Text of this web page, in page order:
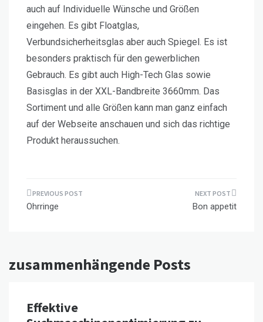
auch auf Individuelle Wünsche und Größen
eingehen. Es gibt Floatglas,
Verbundsicherheitsglas aber auch Spiegel. Es ist
besonders praktisch für den gewerblichen
Gebrauch. Es gibt auch High-Tech Glas sowie
Basisglas in der XXL-Bandbreite 3660mm. Das
Sortiment und alle Größen kann man ganz einfach
auf der Webseite anschauen und sich das richtige
Produkt heraussuchen.
Beitragsnavigation
Ohrringe Bon appetit
zusammenhängende Posts
Effektive